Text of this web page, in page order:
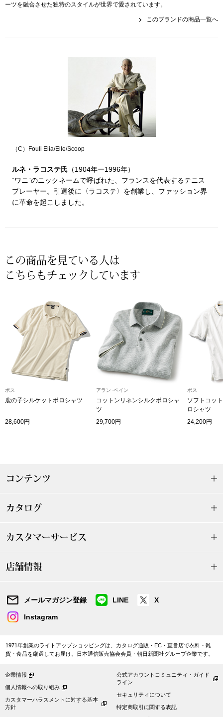
セイコー〉マウリッツハイス美術館公認フェ
すべて見る
プ
Salon de GRANDGRIS
集
すべて見る
ール／酒
サングラス／
カンタベリー
金谷製靴
ヘンリーコッ
おすすめ特集
【特集】
おすすめカタ
BOGARD
ーツを融合させた独特のスタイルが世界で愛されています。
このブランドの商品一覧へ
（C）Fouli Elia/Elle/Scoop
ルネ・ラコステ氏 （1904年ー1996年）
“ワニ”のニックネームで呼ばれた、フランスを代表するテニス
プレーヤー。引退後に〈ラコステ〉を創業し、ファッション界
に革命を起こしました。
この商品を見ている人は
こちらもチェックしています
ボス
鹿の子シルケットポロシャツ
28,600円
アラン･ペイン
コットンリネンシルクポロシャ
ツ
29,700円
ボス
ソフトコッ
ロシャツ
24,200円
コンテンツ
カタログ
カスタマーサービス
店舗情報
メールマガジン登録 LINE X
Instagram
1971年創業のライトアップショッピングは、カタログ通販・EC・直営店で衣料・雑
貨・食品を厳選してお届け。日本通信販売協会会員・朝日新聞社グループ企業です。
企業情報
個人情報への取り組み
カスタマーハラスメントに対する基本
方針
公式アカウントコミュニティ・ガイド
ライン
セキュリティについて
特定商取引に関する表記